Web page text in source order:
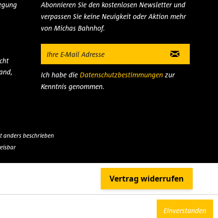
Abonnieren Sie den kostenlosen Newsletter und
verpassen Sie keine Neuigkeit oder Aktion mehr
von Michas Bahnhof.
Ich habe die Datenschutzbestimmungenzur
Kenntnis genommen.
anders beschrieben
Einverstanden